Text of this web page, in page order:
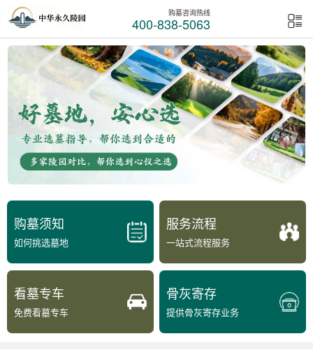
购墓咨询热线
400-838-5063
购墓须知
如何挑选墓地
服务流程
一站式流程服务
看墓专车
免费看墓专车
骨灰寄存
提供骨灰寄存业务